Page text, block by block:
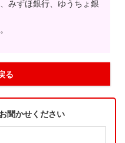
みずほ銀行、ゆうちょ銀
る
聞かせください